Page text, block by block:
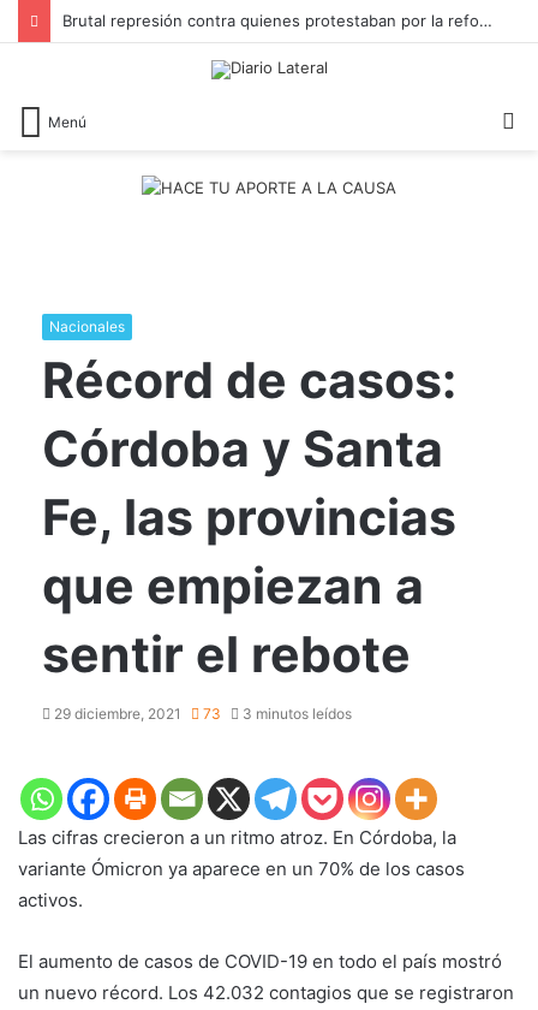
Brutal represión contra quienes protestaban por la reforma laboral de Milei
Menú
Nacionales
Récord de casos:
Córdoba y Santa
Fe, las provincias
que empiezan a
sentir el rebote
29 diciembre, 2021 73 3 minutos leídos
Las cifras crecieron a un ritmo atroz. En Córdoba, la
variante Ómicron ya aparece en un 70% de los casos
activos.
El aumento de casos de COVID-19 en todo el país mostró
un nuevo récord. Los 42.032 contagios que se registraron